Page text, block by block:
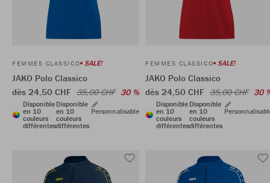
FEMMES CLASSICO SALE!
JAKO Polo Classico
dès 24,50 CHF 35,00 CHF 30 %
Disponible
en 10
couleurs
différentes
Disponible
en 10
couleurs
différentes
Personnalisable
FEMMES CLASSICO SALE!
JAKO Polo Classico
dès 24,50 CHF 35,00 CHF 30
Disponible
en 10
couleurs
différentes
Disponible
en 10
couleurs
différentes